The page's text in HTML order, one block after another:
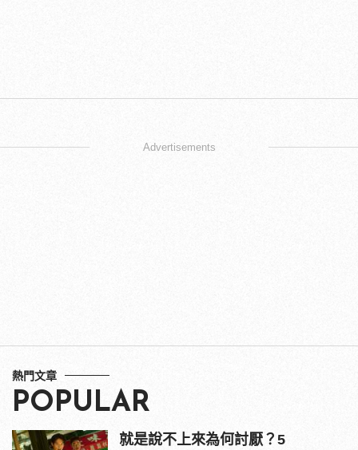
Advertisements
熱門文章
POPULAR
就是說不上來為何討厭？5